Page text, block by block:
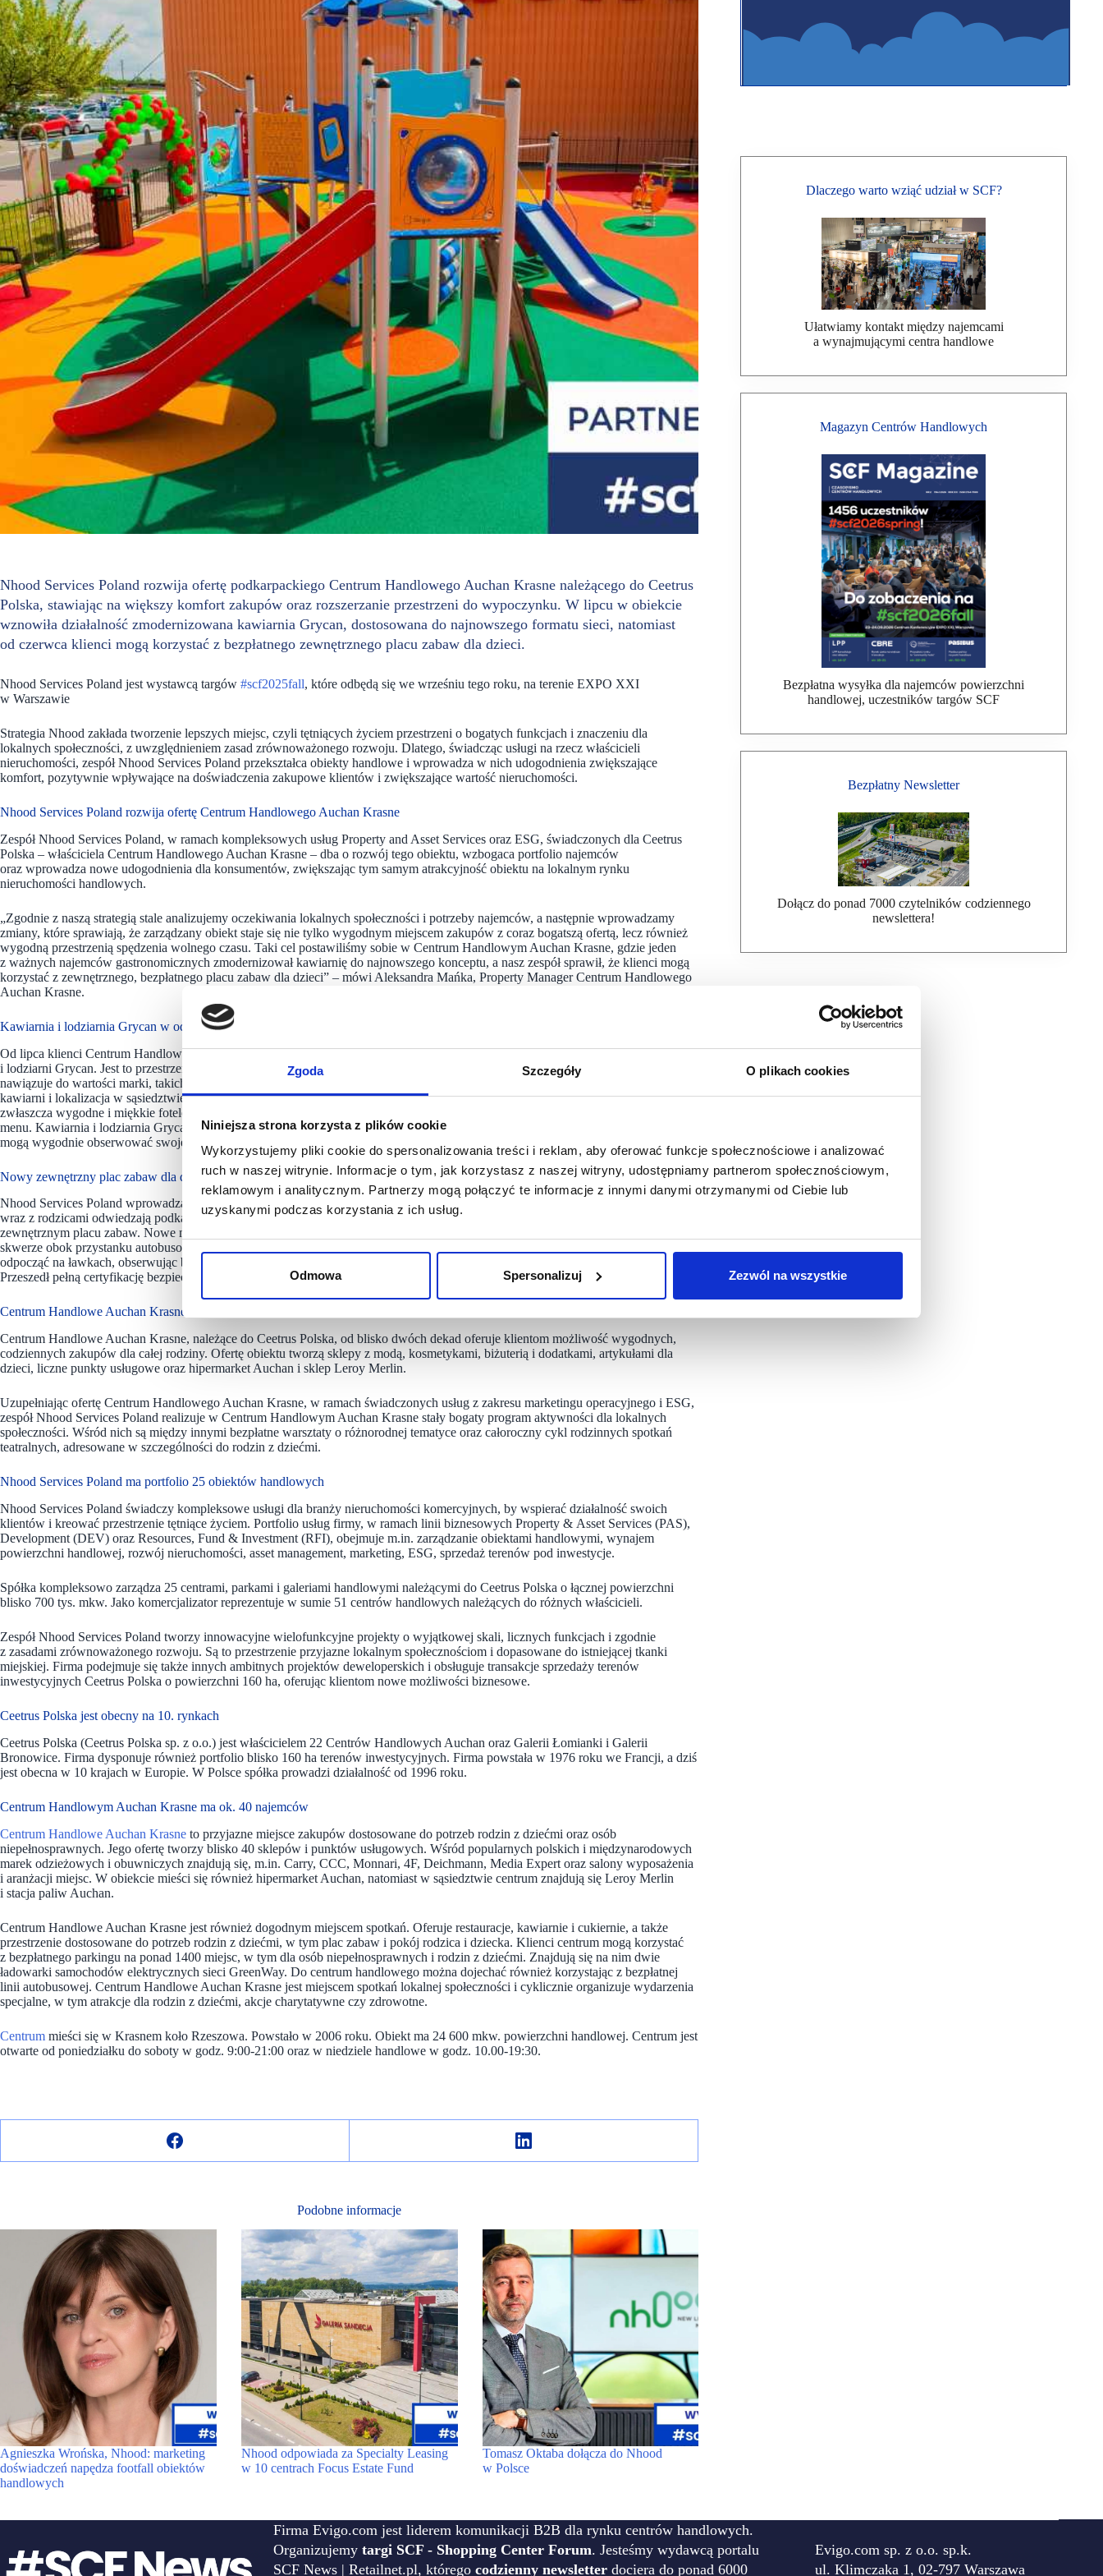
Zgoda Szczegóły O plikach cookies
Niniejsza strona korzysta z plików cookie
Wykorzystujemy pliki cookie do spersonalizowania treści i reklam, aby oferować funkcje społecznościowe i analizować
ruch w naszej witrynie. Informacje o tym, jak korzystasz z naszej witryny, udostępniamy partnerom społecznościowym,
reklamowym i analitycznym. Partnerzy mogą połączyć te informacje z innymi danymi otrzymanymi od Ciebie lub
uzyskanymi podczas korzystania z ich usług.
Odmowa Spersonalizuj Zezwól na wszystkie
Nhood Services Poland rozwija ofertę podkarpackiego Centrum Handlowego Auchan Krasne należącego do Ceetrus
Polska, stawiając na większy komfort zakupów oraz rozszerzanie przestrzeni do wypoczynku. W lipcu w obiekcie
wznowiła działalność zmodernizowana kawiarnia Grycan, dostosowana do najnowszego formatu sieci, natomiast
od czerwca klienci mogą korzystać z bezpłatnego zewnętrznego placu zabaw dla dzieci.
Nhood Services Poland jest wystawcą targów #scf2025fall, które odbędą się we wrześniu tego roku, na terenie EXPO XXI
w Warszawie
Strategia Nhood zakłada tworzenie lepszych miejsc, czyli tętniących życiem przestrzeni o bogatych funkcjach i znaczeniu dla
lokalnych społeczności, z uwzględnieniem zasad zrównoważonego rozwoju. Dlatego, świadcząc usługi na rzecz właścicieli
nieruchomości, zespół Nhood Services Poland przekształca obiekty handlowe i wprowadza w nich udogodnienia zwiększające
komfort, pozytywnie wpływające na doświadczenia zakupowe klientów i zwiększające wartość nieruchomości.
Nhood Services Poland rozwija ofertę Centrum Handlowego Auchan Krasne
Zespół Nhood Services Poland, w ramach kompleksowych usług Property and Asset Services oraz ESG, świadczonych dla Ceetrus
Polska – właściciela Centrum Handlowego Auchan Krasne – dba o rozwój tego obiektu, wzbogaca portfolio najemców
oraz wprowadza nowe udogodnienia dla konsumentów, zwiększając tym samym atrakcyjność obiektu na lokalnym rynku
nieruchomości handlowych.
„Zgodnie z naszą strategią stale analizujemy oczekiwania lokalnych społeczności i potrzeby najemców, a następnie wprowadzamy
zmiany, które sprawiają, że zarządzany obiekt staje się nie tylko wygodnym miejscem zakupów z coraz bogatszą ofertą, lecz również
wygodną przestrzenią spędzenia wolnego czasu. Taki cel postawiliśmy sobie w Centrum Handlowym Auchan Krasne, gdzie jeden
z ważnych najemców gastronomicznych zmodernizował kawiarnię do najnowszego konceptu, a nasz zespół sprawił, że klienci mogą
korzystać z zewnętrznego, bezpłatnego placu zabaw dla dzieci” – mówi Aleksandra Mańka, Property Manager Centrum Handlowego
Auchan Krasne.
Kawiarnia i lodziarnia Grycan w odnowionym koncepcie
Od lipca klienci Centrum Handlowego Auchan Krasne mogą odpocząć, zjeść deser i napić się kawy w odnowionej kawiarni
i lodziarni Grycan. Jest to przestrzeń stworzona z myślą o spotkaniach i celebrowaniu codziennych chwil. Nowoczesny wystrój
nawiązuje do wartości marki, takich jak przywiązanie do najwyższej jakości i czerpanie z tradycji. Otwarty, wyspowy charakter
kawiarni i lokalizacja w sąsiedztwie placu zabaw zachęcają do rodzinnego spędzania czasu. Relaksowi sprzyjają funkcjonalne meble,
zwłaszcza wygodne i miękkie fotele, a także zielone rośliny. Wraz z rewitalizacją przestrzeni marka Grycan rozszerzyła także swoje
menu. Kawiarnia i lodziarnia Grycan mieści się przy odnowionym wewnętrznym placu zabaw i dzięki temu rodzice przy dobrej kawie
mogą wygodnie obserwować swoje bawiące się pociechy.
Nowy zewnętrzny plac zabaw dla dzieci
Nhood Services Poland wprowadza również zmiany w otoczeniu Centrum Handlowego Auchan Krasne. Od czerwca dzieci, które
wraz z rodzicami odwiedzają podkarpacki obiekt, mogą bawić się na przestronnym, pełnym wielu atrakcji i bezpiecznym
zewnętrznym placu zabaw. Nowe miejsce, za którego realizację odpowiada zespół Nhood Services Poland, mieści się na zielonym
skwerze obok przystanku autobusowego. Znajdują się tam huśtawki, bujaki, karuzela i zjeżdżalnie. Rodzice i opiekunowie mogą
odpocząć na ławkach, obserwując beztroską zabawę swoich pociech. Nowy plac zabaw jest przyjazną i wygodną przestrzenią.
Przeszedł pełną certyfikację bezpieczeństwa, co daje gwarancję wysokiej jakości i komfortu tej przestrzeni.
Centrum Handlowe Auchan Krasne – wygodne zakupy i rodzina rozrywka
Centrum Handlowe Auchan Krasne, należące do Ceetrus Polska, od blisko dwóch dekad oferuje klientom możliwość wygodnych,
codziennych zakupów dla całej rodziny. Ofertę obiektu tworzą sklepy z modą, kosmetykami, biżuterią i dodatkami, artykułami dla
dzieci, liczne punkty usługowe oraz hipermarket Auchan i sklep Leroy Merlin.
Uzupełniając ofertę Centrum Handlowego Auchan Krasne, w ramach świadczonych usług z zakresu marketingu operacyjnego i ESG,
zespół Nhood Services Poland realizuje w Centrum Handlowym Auchan Krasne stały bogaty program aktywności dla lokalnych
społeczności. Wśród nich są między innymi bezpłatne warsztaty o różnorodnej tematyce oraz całoroczny cykl rodzinnych spotkań
teatralnych, adresowane w szczególności do rodzin z dziećmi.
Nhood Services Poland ma portfolio 25 obiektów handlowych
Nhood Services Poland świadczy kompleksowe usługi dla branży nieruchomości komercyjnych, by wspierać działalność swoich
klientów i kreować przestrzenie tętniące życiem. Portfolio usług firmy, w ramach linii biznesowych Property & Asset Services (PAS),
Development (DEV) oraz Resources, Fund & Investment (RFI), obejmuje m.in. zarządzanie obiektami handlowymi, wynajem
powierzchni handlowej, rozwój nieruchomości, asset management, marketing, ESG, sprzedaż terenów pod inwestycje.
Spółka kompleksowo zarządza 25 centrami, parkami i galeriami handlowymi należącymi do Ceetrus Polska o łącznej powierzchni
blisko 700 tys. mkw. Jako komercjalizator reprezentuje w sumie 51 centrów handlowych należących do różnych właścicieli.
Zespół Nhood Services Poland tworzy innowacyjne wielofunkcyjne projekty o wyjątkowej skali, licznych funkcjach i zgodnie
z zasadami zrównoważonego rozwoju. Są to przestrzenie przyjazne lokalnym społecznościom i dopasowane do istniejącej tkanki
miejskiej. Firma podejmuje się także innych ambitnych projektów deweloperskich i obsługuje transakcje sprzedaży terenów
inwestycyjnych Ceetrus Polska o powierzchni 160 ha, oferując klientom nowe możliwości biznesowe.
Ceetrus Polska jest obecny na 10. rynkach
Ceetrus Polska (Ceetrus Polska sp. z o.o.) jest właścicielem 22 Centrów Handlowych Auchan oraz Galerii Łomianki i Galerii
Bronowice. Firma dysponuje również portfolio blisko 160 ha terenów inwestycyjnych. Firma powstała w 1976 roku we Francji, a dziś
jest obecna w 10 krajach w Europie. W Polsce spółka prowadzi działalność od 1996 roku.
Centrum Handlowym Auchan Krasne ma ok. 40 najemców
Centrum Handlowe Auchan Krasne to przyjazne miejsce zakupów dostosowane do potrzeb rodzin z dziećmi oraz osób
niepełnosprawnych. Jego ofertę tworzy blisko 40 sklepów i punktów usługowych. Wśród popularnych polskich i międzynarodowych
marek odzieżowych i obuwniczych znajdują się, m.in. Carry, CCC, Monnari, 4F, Deichmann, Media Expert oraz salony wyposażenia
i aranżacji miejsc. W obiekcie mieści się również hipermarket Auchan, natomiast w sąsiedztwie centrum znajdują się Leroy Merlin
i stacja paliw Auchan.
Centrum Handlowe Auchan Krasne jest również dogodnym miejscem spotkań. Oferuje restauracje, kawiarnie i cukiernie, a także
przestrzenie dostosowane do potrzeb rodzin z dziećmi, w tym plac zabaw i pokój rodzica i dziecka. Klienci centrum mogą korzystać
z bezpłatnego parkingu na ponad 1400 miejsc, w tym dla osób niepełnosprawnych i rodzin z dziećmi. Znajdują się na nim dwie
ładowarki samochodów elektrycznych sieci GreenWay. Do centrum handlowego można dojechać również korzystając z bezpłatnej
linii autobusowej. Centrum Handlowe Auchan Krasne jest miejscem spotkań lokalnej społeczności i cyklicznie organizuje wydarzenia
specjalne, w tym atrakcje dla rodzin z dziećmi, akcje charytatywne czy zdrowotne.
Centrum mieści się w Krasnem koło Rzeszowa. Powstało w 2006 roku. Obiekt ma 24 600 mkw. powierzchni handlowej. Centrum jest
otwarte od poniedziałku do soboty w godz. 9:00-21:00 oraz w niedziele handlowe w godz. 10.00-19:30.
Podobne informacje
Agnieszka Wrońska, Nhood: marketing
doświadczeń napędza footfall obiektów
handlowych
Nhood odpowiada za Specialty Leasing
w 10 centrach Focus Estate Fund
Tomasz Oktaba dołącza do Nhood
w Polsce
Dlaczego warto wziąć udział w SCF?
Ułatwiamy kontakt między najemcami
a wynajmującymi centra handlowe
Magazyn Centrów Handlowych
Bezpłatna wysyłka dla najemców powierzchni
handlowej, uczestników targów SCF
Bezpłatny Newsletter
Dołącz do ponad 7000 czytelników codziennego
newslettera!
Firma Evigo.com jest liderem komunikacji B2B dla rynku centrów handlowych.
Organizujemy targi SCF - Shopping Center Forum. Jesteśmy wydawcą portalu
SCF News | Retailnet.pl, którego codzienny newsletter dociera do ponad 6000
Evigo.com sp. z o.o. sp.k.
ul. Klimczaka 1, 02-797 Warszawa